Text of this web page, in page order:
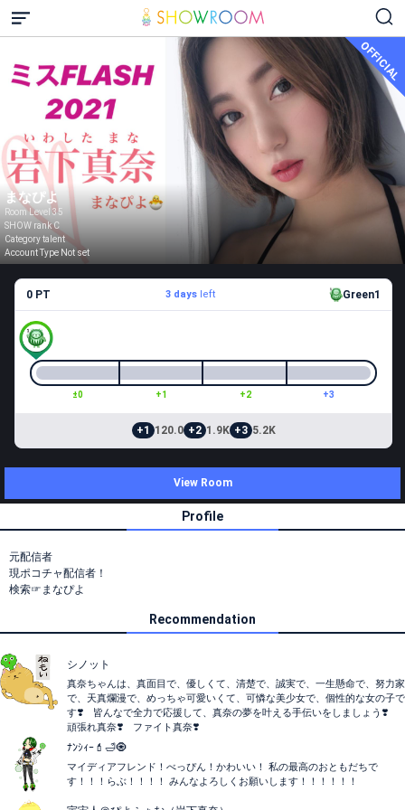
OFFICIAL
まなぴよ
Room Level 35
SHOW rank C
Category talent
Account Type Not set
0 PT 3 daysleft Green1
±0 +1 +2 +3
+1 120.0 +2 1.9K +3 5.2K
View Room
Profile
元配信者
現ポコチャ配信者！
検索☞まなぴよ
Recommendation
シノット
真奈ちゃんは、真面目で、優しくて、清楚で、誠実で、一生懸命で、努力家
で、天真爛漫で、めっちゃ可愛いくて、可憐な美少女で、個性的な女の子で
す❣️ 皆んなで全力で応援して、真奈の夢を叶える手伝いをしましょう❣️
頑張れ真奈❣️ ファイト真奈❣️
ﾅﾝｼｨｰ💄🛁🧿
マイディアフレンド！べっぴん！かわいい！ 私の最高のおともだちで
す！！！らぶ！！！！ みんなよろしくお願いします！！！！！！